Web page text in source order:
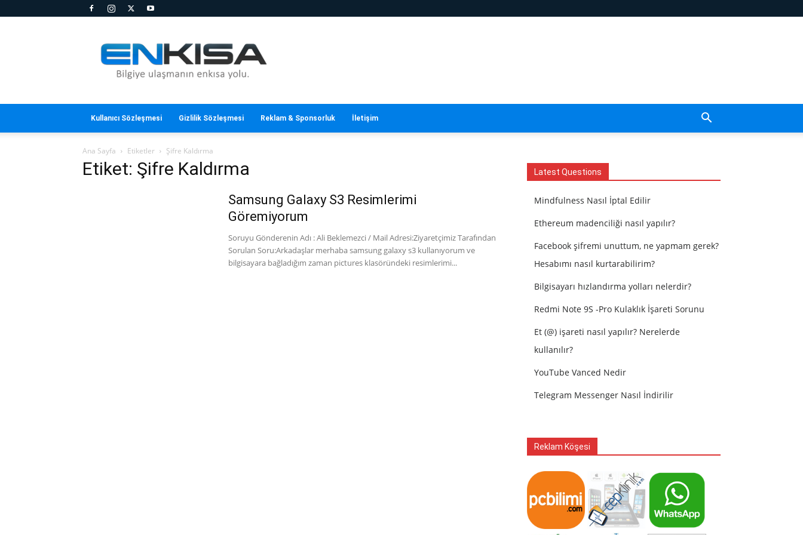
Kısa
Kullanıcı Sözleşmesi Gizlilik Sözleşmesi Reklam & Sponsorluk İletişim
Ana Sayfa Etiketler Şifre Kaldırma
Etiket: Şifre Kaldırma
Samsung Galaxy S3 Resimlerimi
Göremiyorum
Soruyu Gönderenin Adı : Ali Beklemezci / Mail Adresi:Ziyaretçimiz Tarafından
Sorulan Soru:Arkadaşlar merhaba samsung galaxy s3 kullanıyorum ve
bilgisayara bağladığım zaman pictures klasöründeki resimlerimi...
Latest Questions
Mindfulness Nasıl İptal Edilir
Ethereum madenciliği nasıl yapılır?
Facebook şifremi unuttum, ne yapmam gerek?
Hesabımı nasıl kurtarabilirim?
Bilgisayarı hızlandırma yolları nelerdir?
Redmi Note 9S -Pro Kulaklık İşareti Sorunu
Et (@) işareti nasıl yapılır? Nerelerde
kullanılır?
YouTube Vanced Nedir
Telegram Messenger Nasıl İndirilir
Reklam Köşesi